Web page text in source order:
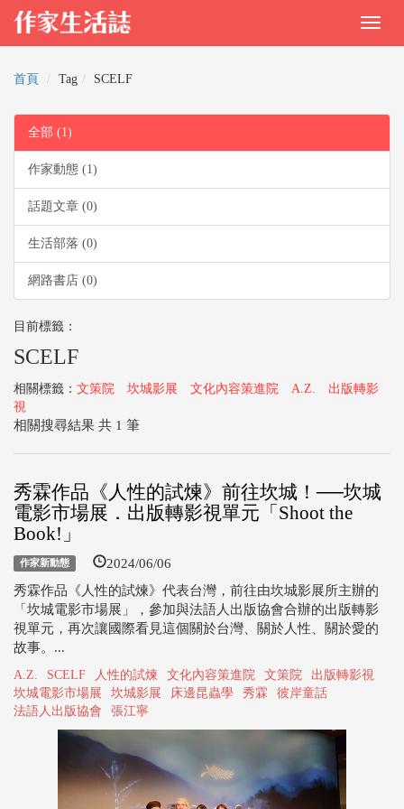
首頁 Tag SCELF
全部 (1)
作家動態 (1)
話題文章 (0)
生活部落 (0)
網路書店 (0)
目前標籤：
SCELF
相關標籤： 文策院 坎城影展 文化內容策進院 A.Z.
出版轉影
視
相關搜尋結果 共 1 筆
秀霖作品《人性的試煉》前往坎城！──坎城
電影市場展．出版轉影視單元「Shoot the
Book!」
作家新動態 2024/06/06
秀霖作品《人性的試煉》代表台灣，前往由坎城影展所主辦的
「坎城電影市場展」，參加與法語人出版協會合辦的出版轉影
視單元，再次讓國際看見這個關於台灣、關於人性、關於愛的
故事。...
A.Z. SCELF 人性的試煉 文化內容策進院 文策院
出版轉影視
坎城電影市場展
坎城影展 床邊昆蟲學 秀霖
彼岸童話
法語人出版協會
張江寧